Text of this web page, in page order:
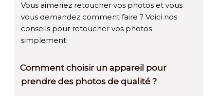
Vous aimeriez retoucher vos photos et vous
vous demandez comment faire ? Voici nos
conseils pour retoucher vos photos
simplement.
Comment choisir un appareil pour
prendre des photos de qualité ?